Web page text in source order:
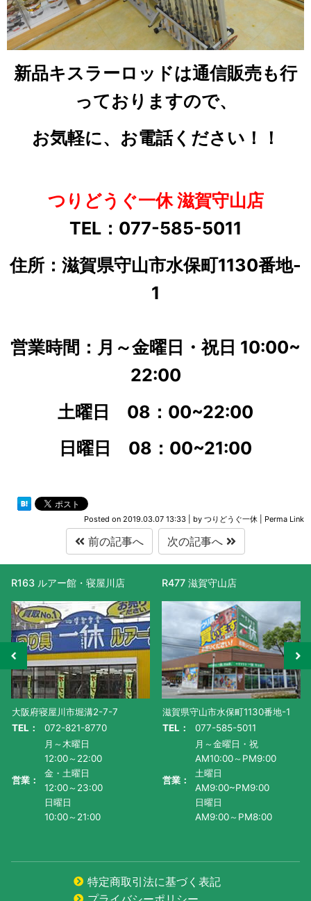
新品キスラーロッドは通信販売も行
っておりますので、
お気軽に、お電話ください！！
つりどうぐ一休 滋賀守山店
TEL：077-585-5011
住所：滋賀県守山市水保町1130番地-
1
営業時間：月～金曜日・祝日 10:00~
22:00
土曜日 08：00~22:00
日曜日 08：00~21:00
Posted on 2019.03.07 13:33 by つりどうぐ一休 Perma Link
前の記事へ 次の記事へ
R163 ルアー館・寝屋川店
大阪府寝屋川市堀溝2-7-7
TEL：
072-821-8770
営業：
月～木曜日
12:00～22:00
金・土曜日
12:00～23:00
日曜日
10:00～21:00
R477 滋賀守山店
滋賀県守山市水保町1130番地-1
TEL：
077-585-5011
営業：
月～金曜日・祝
AM10:00～PM9:00
土曜日
AM9:00~PM9:00
日曜日
AM9:00～PM8:00
特定商取引法に基づく表記